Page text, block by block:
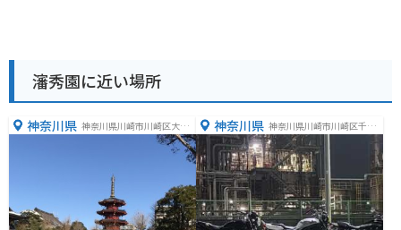
瀋秀園に近い場所
神奈川県 神奈川県川崎市川崎区大師
神奈川県 神奈川県川崎市川崎区千鳥
町１４−１４